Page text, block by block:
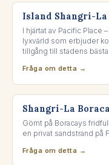
Island Shangri-La
I hjärtat av Pacific
lyxvärld som erbjuder
tillgång till stadens
Fråga om detta →
BORACAY, PHILIPPINES
Shangri-La
Gömt på Boracays
en privat sandstrand på
Fråga om detta →